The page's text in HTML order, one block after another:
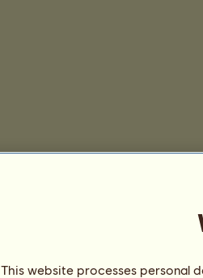
This website processes personal